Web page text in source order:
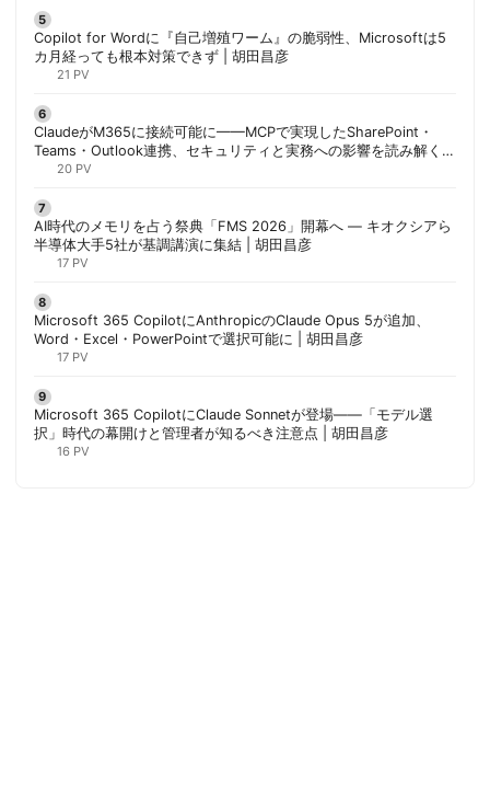
Copilot for Wordに『自己増殖ワーム』の脆弱性、Microsoftは5
カ月経っても根本対策できず | 胡田昌彦
21 PV
ClaudeがM365に接続可能に——MCPで実現したSharePoint・
Teams・Outlook連携、セキュリティと実務への影響を読み解く |
胡田昌彦
20 PV
AI時代のメモリを占う祭典「FMS 2026」開幕へ ― キオクシアら
半導体大手5社が基調講演に集結 | 胡田昌彦
17 PV
Microsoft 365 CopilotにAnthropicのClaude Opus 5が追加、
Word・Excel・PowerPointで選択可能に | 胡田昌彦
17 PV
Microsoft 365 CopilotにClaude Sonnetが登場——「モデル選
択」時代の幕開けと管理者が知るべき注意点 | 胡田昌彦
16 PV